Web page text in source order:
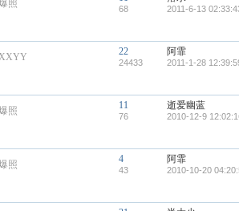
照 68 2011-6-13
22
24433
阿霏
2011-1-28
照 11
76
逝爱幽蓝
2010-12-9
照 4
43
阿霏
2010-10-20